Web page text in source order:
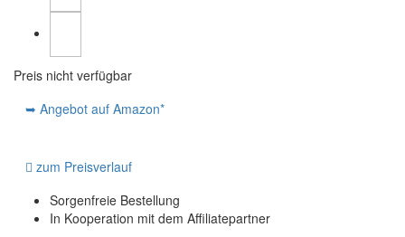
Preis nicht verfügbar
➥ Angebot auf Amazon*
zum Preisverlauf
Sorgenfreie Bestellung
In Kooperation mit dem Affiliatepartner